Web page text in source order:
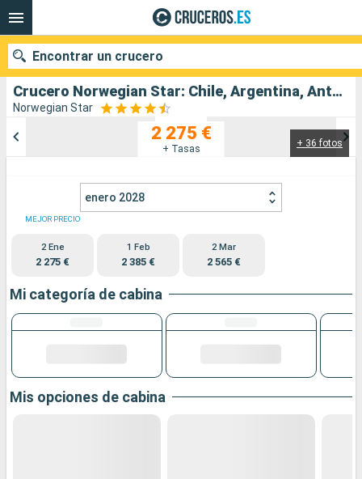
Crucero Norwegian Star: Chile, Argentina, Antártico, Islas Malvinas, Uruguay salida desde San antonio Chile
Norwegian Star
+ 36 fotos
2 275 €
+ Tasas
enero 2028
MEJOR PRECIO
2 Ene
2 275 €
1 Feb
2 385 €
2 Mar
2 565 €
Mi categoría de cabina
Mis opciones de cabina
Encontrar un crucero
Fecha de salida
Puertos
Buscar